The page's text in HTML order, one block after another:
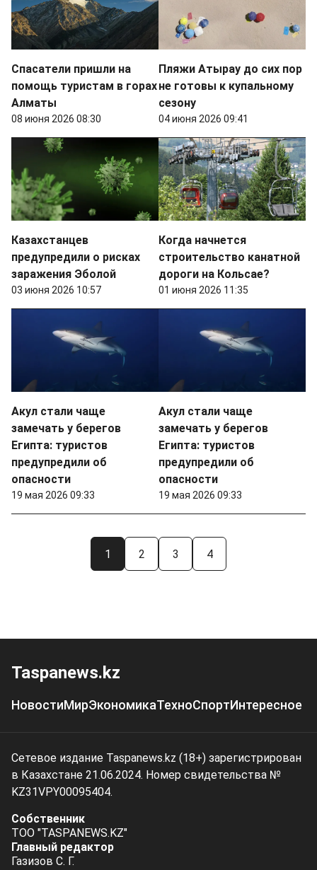
Спасатели пришли на
помощь туристам в горах
Алматы
08 июня 2026 08:30
Пляжи Атырау до сих пор
не готовы к купальному
сезону
04 июня 2026 09:41
Казахстанцев
предупредили о рисках
заражения Эболой
03 июня 2026 10:57
Когда начнется
строительство канатной
дороги на Кольсае?
01 июня 2026 11:35
Акул стали чаще
замечать у берегов
Египта: туристов
предупредили об
опасности
19 мая 2026 09:33
Акул стали чаще
замечать у берегов
Египта: туристов
предупредили об
опасности
19 мая 2026 09:33
1 2 3 4
Taspanews.kz
НовостиМирЭкономикаТехноСпортИнтересное
Сетевое издание Taspanews.kz (18+) зарегистрирован
в Казахстане 21.06.2024. Номер свидетельства №
KZ31VPY00095404.
Собственник
ТОО "TASPANEWS.KZ"
Главный редактор
Газизов С. Г.